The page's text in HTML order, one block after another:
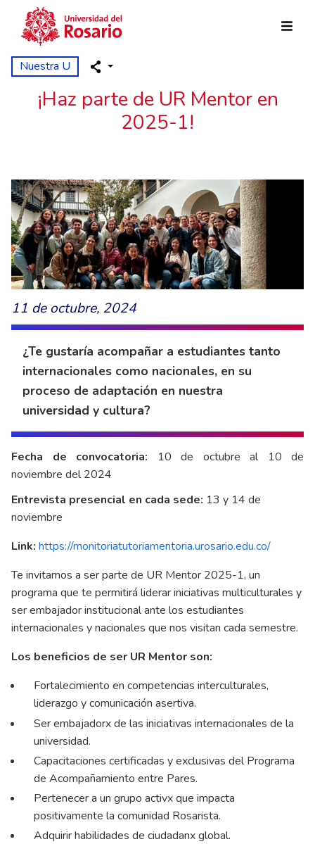
Pasar al contenido principal
Nuestra U
¡Haz parte de UR Mentor en
2025-1!
11 de octubre, 2024
¿Te gustaría acompañar a estudiantes tanto
internacionales como nacionales, en su
proceso de adaptación en nuestra
universidad y cultura?
Fecha de convocatoria: 10 de octubre al 10 de
noviembre del 2024
Entrevista presencial en cada sede: 13 y 14 de
noviembre
Link: https://monitoriatutoriamentoria.urosario.edu.co/
Te invitamos a ser parte de UR Mentor 2025-1, un
programa que te permitirá liderar iniciativas multiculturales y
ser embajador institucional ante los estudiantes
internacionales y nacionales que nos visitan cada semestre.
Los beneficios de ser UR Mentor son:
Fortalecimiento en competencias interculturales,
liderazgo y comunicación asertiva.
Ser embajadorx de las iniciativas internacionales de la
universidad.
Capacitaciones certificadas y exclusivas del Programa
de Acompañamiento entre Pares.
Pertenecer a un grupo activx que impacta
positivamente la comunidad Rosarista.
Adquirir habilidades de ciudadanx global.